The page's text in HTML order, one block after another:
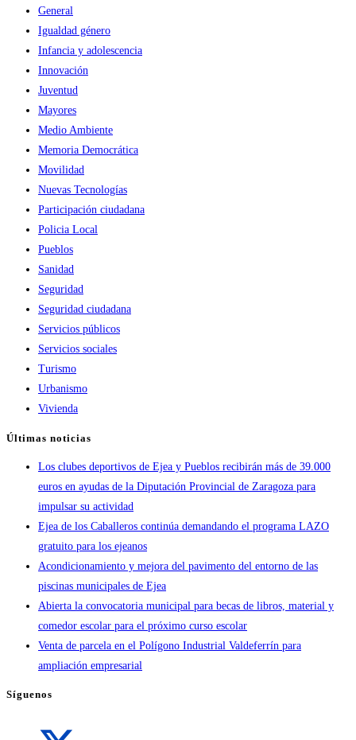
General
Igualdad género
Infancia y adolescencia
Innovación
Juventud
Mayores
Medio Ambiente
Memoria Democrática
Movilidad
Nuevas Tecnologías
Participación ciudadana
Policia Local
Pueblos
Sanidad
Seguridad
Seguridad ciudadana
Servicios públicos
Servicios sociales
Turismo
Urbanismo
Vivienda
Últimas noticias
Los clubes deportivos de Ejea y Pueblos recibirán más de 39.000
euros en ayudas de la Diputación Provincial de Zaragoza para
impulsar su actividad
Ejea de los Caballeros continúa demandando el programa LAZO
gratuito para los ejeanos
Acondicionamiento y mejora del pavimento del entorno de las
piscinas municipales de Ejea
Abierta la convocatoria municipal para becas de libros, material y
comedor escolar para el próximo curso escolar
Venta de parcela en el Polígono Industrial Valdeferrín para
ampliación empresarial
Síguenos